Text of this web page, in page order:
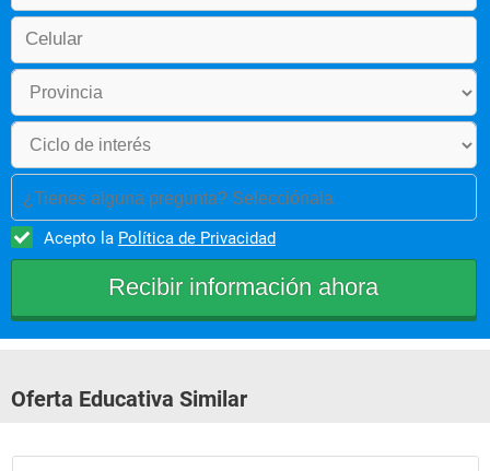
¿Tienes alguna pregunta? Selecciónala
Acepto la Política de Privacidad
Oferta Educativa Similar